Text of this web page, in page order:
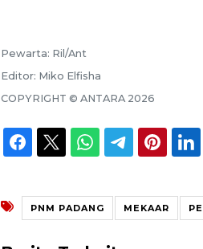
Pewarta: Ril/Ant
Editor: Miko Elfisha
COPYRIGHT © ANTARA 2026
PNM PADANG MEKAAR